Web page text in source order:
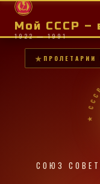
Мой СССР –
1922 — 1991
★
СОЮЗ